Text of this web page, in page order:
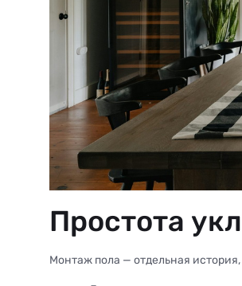
Простота
Монтаж пола — отдельная